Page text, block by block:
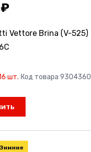
Vettore Brina (V-525)
шт. Код товара 9304360
Зимние